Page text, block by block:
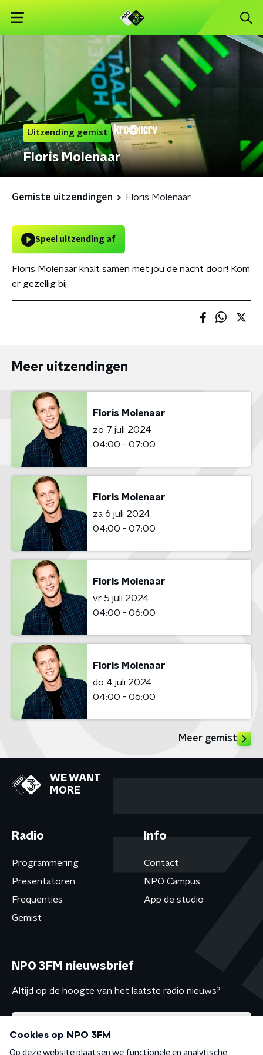
Uitzending gemist
Floris Molenaar
Gemiste uitzendingen Floris Molenaar
Speel uitzending af
Floris Molenaar knalt samen met jou de nacht door! Kom
er gezellig bij.
Meer uitzendingen
Floris Molenaar
zo 7 juli 2024
04:00 - 07:00
Floris Molenaar
za 6 juli 2024
04:00 - 07:00
Floris Molenaar
vr 5 juli 2024
04:00 - 06:00
Floris Molenaar
do 4 juli 2024
04:00 - 06:00
Meer gemist
WE WANT
MORE
Radio
Programmering
Presentatoren
Frequenties
Gemist
Info
Contact
NPO Campus
App de studio
NPO 3FM nieuwsbrief
Altijd op de hoogte van het laatste radio nieuws?